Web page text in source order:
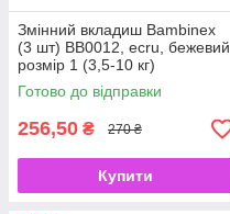
Змінний вкладиш Bambinex
(3 шт) BB0012, ecru, бежевий
розмір 1 (3,5-10 кг)
Готово до відправки
256,50 ₴ 270 ₴
Купити